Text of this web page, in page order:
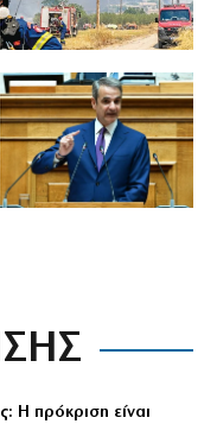
Η πρόκριση είναι